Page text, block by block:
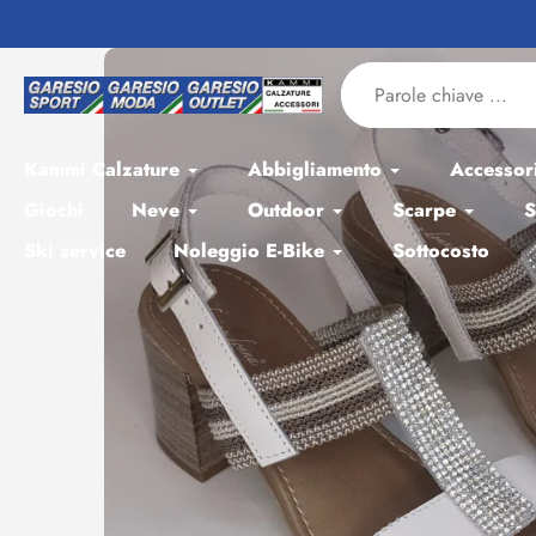
al
contenuto
Kammi Calzature Abbigliamento
Neve Outdoor Scarpe
Ski service
Noleggio E-Bike Sottocosto